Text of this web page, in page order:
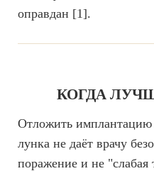
оправдан [1].
КОГДА
Отложить имплантацию
лунка не даёт врачу
поражение и не "слабая